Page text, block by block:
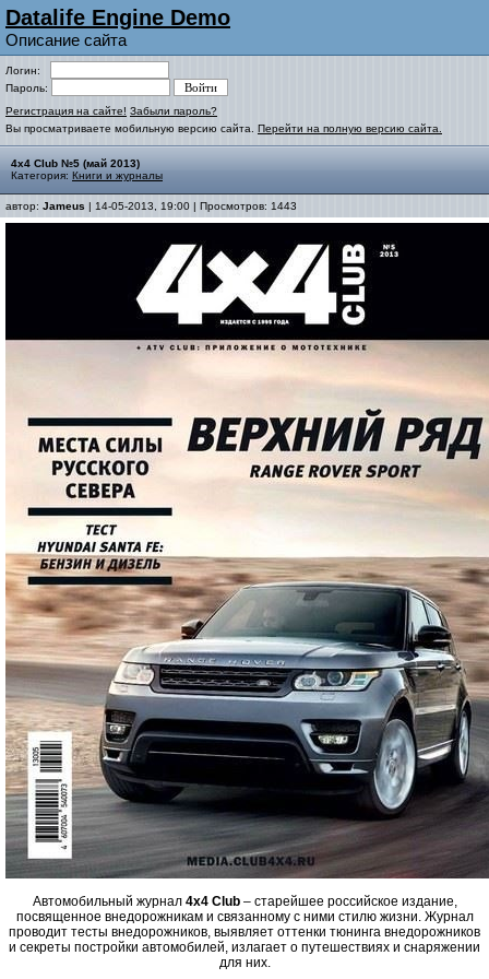
Datalife Engine Demo
Описание сайта
Логин:
Пароль:
Регистрация на сайте! Забыли пароль?
Вы просматриваете мобильную версию сайта. Перейти на полную версию сайта.
4x4 Club №5 (май 2013)
Категория: Книги и журналы
автор: Jameus | 14-05-2013, 19:00 | Просмотров: 1443
Автомобильный журнал 4x4 Club– старейшее российское издание,
посвященное внедорожникам и связанному с ними стилю жизни. Журнал
проводит тесты внедорожников, выявляет оттенки тюнинга внедорожников
и секреты постройки автомобилей, излагает о путешествиях и снаряжении
для них.